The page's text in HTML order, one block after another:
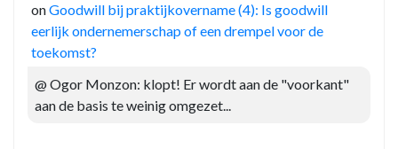
onGoodwill bij praktijkovername (4): Is goodwill
eerlijk ondernemerschap of een drempel voor de
toekomst?
@ Ogor Monzon: klopt! Er wordt aan de "voorkant"
aan de basis te weinig omgezet...